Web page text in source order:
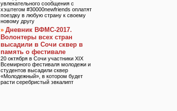
увлекательного сообщения с
хэштегом #30000newfriends оплатят
поездку в любую страну к своему
новому другу
» Дневник ВФМС-2017.
Волонтеры всех стран
высадили в Сочи сквер в
память о фестивале
20 октября в Сочи участники XIX
Всемирного фестиваля молодежи и
студентов высадили сквер
«Молодежный», в котором будет
расти серебристый эвкалипт